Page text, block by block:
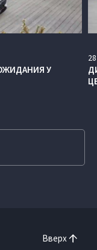
У
28
Вверх